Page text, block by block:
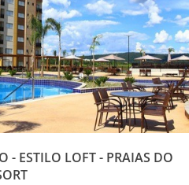
- ESTILO LOFT - PRAIAS DO